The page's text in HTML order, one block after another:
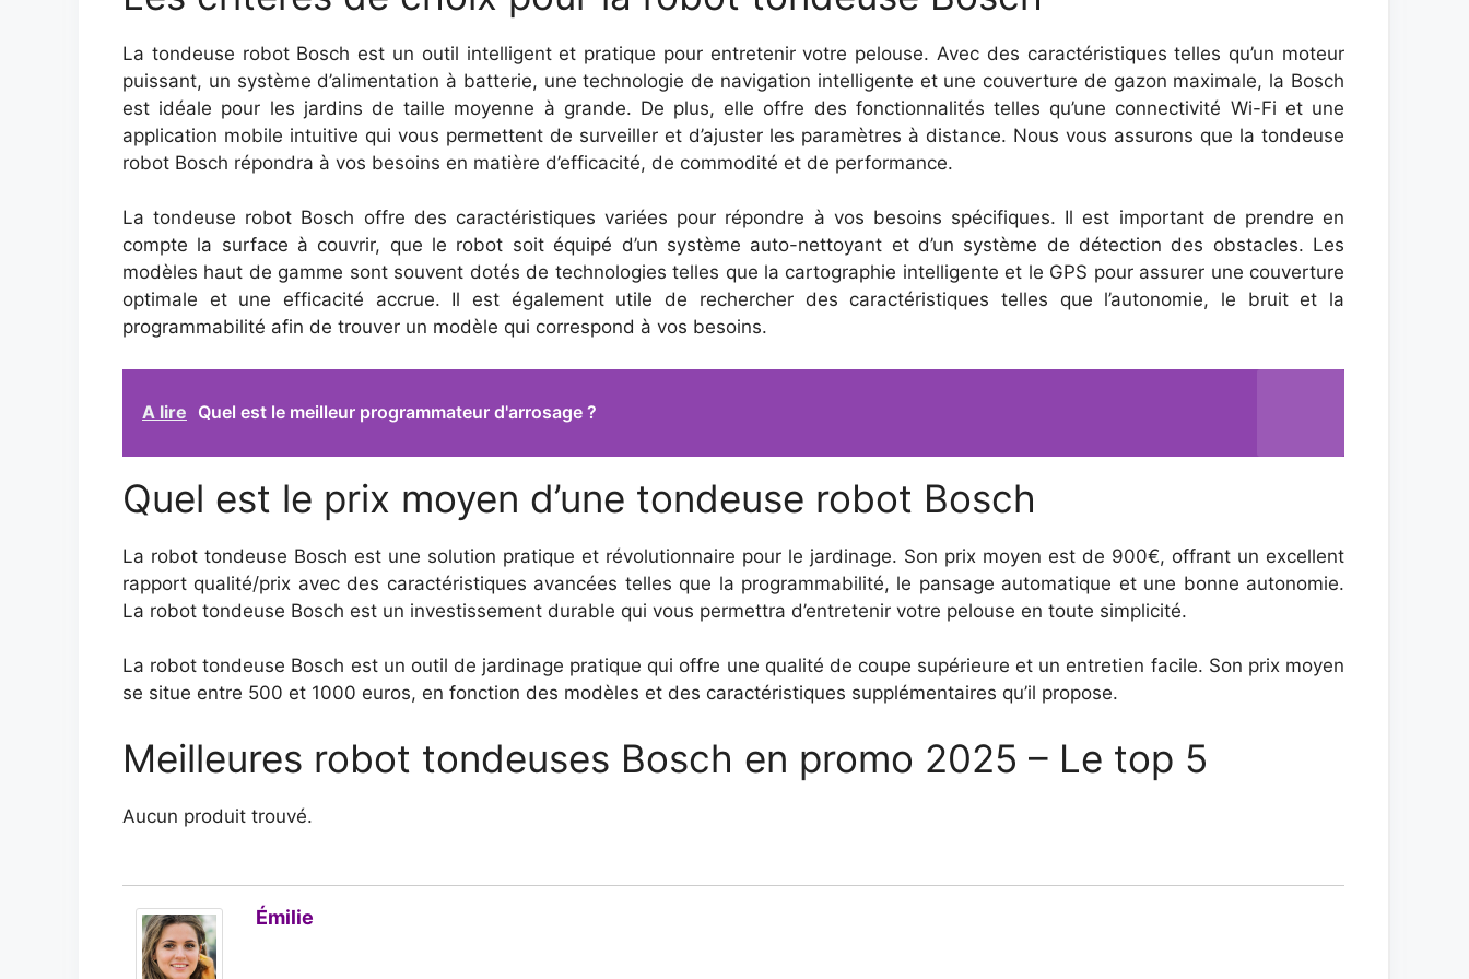
La tondeuse robot Bosch est un outil intelligent et pratique pour entretenir votre pelouse. Avec des caractéristiques telles qu’un moteur
puissant, un système d’alimentation à batterie, une technologie de navigation intelligente et une couverture de gazon maximale, la Bosch
est idéale pour les jardins de taille moyenne à grande. De plus, elle offre des fonctionnalités telles qu’une connectivité Wi-Fi et une
application mobile intuitive qui vous permettent de surveiller et d’ajuster les paramètres à distance. Nous vous assurons que la tondeuse
robot Bosch répondra à vos besoins en matière d’efficacité, de commodité et de performance.
La tondeuse robot Bosch offre des caractéristiques variées pour répondre à vos besoins spécifiques. Il est important de prendre en
compte la surface à couvrir, que le robot soit équipé d’un système auto-nettoyant et d’un système de détection des obstacles. Les
modèles haut de gamme sont souvent dotés de technologies telles que la cartographie intelligente et le GPS pour assurer une couverture
optimale et une efficacité accrue. Il est également utile de rechercher des caractéristiques telles que l’autonomie, le bruit et la
programmabilité afin de trouver un modèle qui correspond à vos besoins.
A lire Quel est le meilleur programmateur d'arrosage ?
Quel est le prix moyen d’une tondeuse robot Bosch
La robot tondeuse Bosch est une solution pratique et révolutionnaire pour le jardinage. Son prix moyen est de 900€, offrant un excellent
rapport qualité/prix avec des caractéristiques avancées telles que la programmabilité, le pansage automatique et une bonne autonomie.
La robot tondeuse Bosch est un investissement durable qui vous permettra d’entretenir votre pelouse en toute simplicité.
La robot tondeuse Bosch est un outil de jardinage pratique qui offre une qualité de coupe supérieure et un entretien facile. Son prix moyen
se situe entre 500 et 1000 euros, en fonction des modèles et des caractéristiques supplémentaires qu’il propose.
Meilleures robot tondeuses Bosch en promo 2025 – Le top 5
Aucun produit trouvé.
Émilie